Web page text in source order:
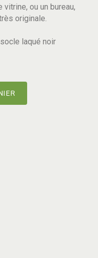
vitrine, ou un bureau,
originale.
laqué noir